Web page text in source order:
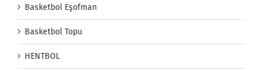
Basketbol Eşofman
Basketbol Topu
HENTBOL